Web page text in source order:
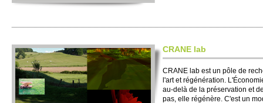
CRANE lab
CRANE lab est un pôle de
l'art et régénération.
au-delà de la prése­rvation et
pas, elle régénère. C'est un